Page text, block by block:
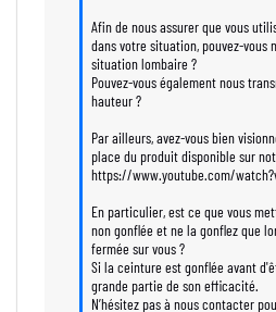
Afin de nous assurer que vous
dans votre situation, pouvez-vous
situation lombaire ?
Pouvez-vous également nous
hauteur ?
Par ailleurs, avez-vous bien
place du produit disponible sur
https://www.youtube.com/
En particulier, est ce que vous
non gonflée et ne la gonflez que
fermée sur vous ?
Si la ceinture est gonflée avant
grande partie de son efficacité.
N’hésitez pas à nous contacter